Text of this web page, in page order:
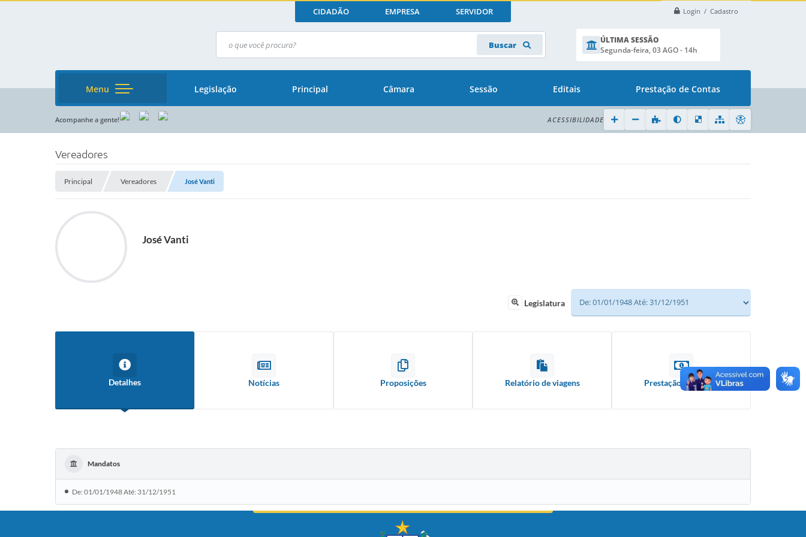
Login / Cadastro
CIDADÃO EMPRESA SERVIDOR
Buscar
ÚLTIMA SESSÃO
Segunda-feira, 03 AGO - 14h
Menu Legislação Principal Câmara Sessão Editais Prestação de Contas
Acompanhe a gente! ACESSIBILIDADE
Vereadores
Principal Vereadores José Vanti
José Vanti
Legislatura
Detalhes Notícias Proposições Relatório de viagens Prestação de contas
Mandatos
De: 01/01/1948 Até: 31/12/1951